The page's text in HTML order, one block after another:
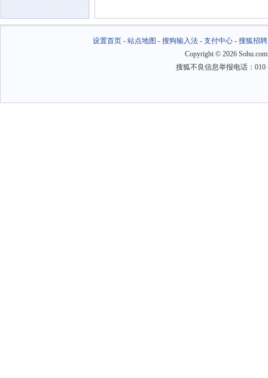
设置首页- 站点地图 - 搜狗输入法- 支付中心- 搜狐招聘
Copyright © 2026
搜狐不良信息举报电话：010